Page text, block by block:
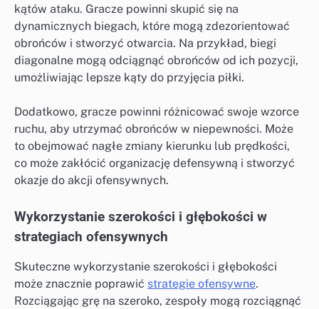
kątów ataku. Gracze powinni skupić się na
dynamicznych biegach, które mogą zdezorientować
obrońców i stworzyć otwarcia. Na przykład, biegi
diagonalne mogą odciągnąć obrońców od ich pozycji,
umożliwiając lepsze kąty do przyjęcia piłki.
Dodatkowo, gracze powinni różnicować swoje wzorce
ruchu, aby utrzymać obrońców w niepewności. Może
to obejmować nagłe zmiany kierunku lub prędkości,
co może zakłócić organizację defensywną i stworzyć
okazje do akcji ofensywnych.
Wykorzystanie szerokości i głębokości w
strategiach ofensywnych
Skuteczne wykorzystanie szerokości i głębokości
może znacznie poprawić strategie ofensywne.
Rozciągając grę na szeroko, zespoły mogą rozciągnąć